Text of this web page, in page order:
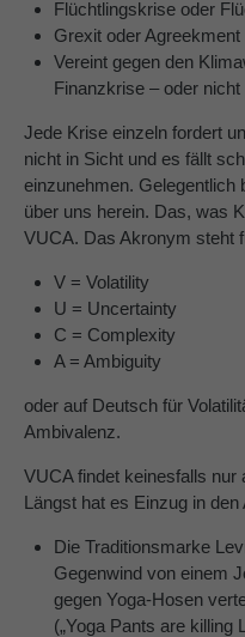
About us
Lorem ipsum dolor sit
Aenean commodo
Cum sociis natoque
montes, nascetur
ultricies nec.
Flüchtlingskrise oder
Grexit oder Agreekment
Vereint gegen den
Finanzkrise – oder nicht
Jede Krise einzeln fordert
nicht in Sicht und es fällt
einzunehmen. Gelegentlich
über uns herein. Das, was
VUCA. Das Akronym steht
V = Volatility
U = Uncertainty
C = Complexity
A = Ambiguity
oder auf Deutsch für
Ambivalenz.
VUCA findet keinesfalls nur
Längst hat es Einzug in
Die Traditionsmarke
Gegenwind von einem
gegen Yoga-Hosen
(„Yoga Pants are killing